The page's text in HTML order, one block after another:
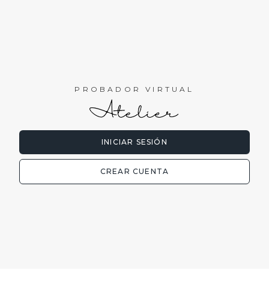
PROBADOR VIRTUAL
INICIAR SESIÓN
CREAR CUENTA